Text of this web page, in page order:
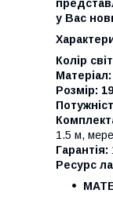
у Вас
Колір
Матеріал:
Розмір: 19
1.5 м,
Гарантія:
Ресурс